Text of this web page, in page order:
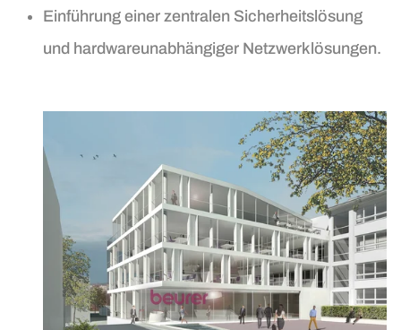
Einführung einer zentralen Sicherheitslösung
und hardwareunabhängiger Netzwerklösungen.